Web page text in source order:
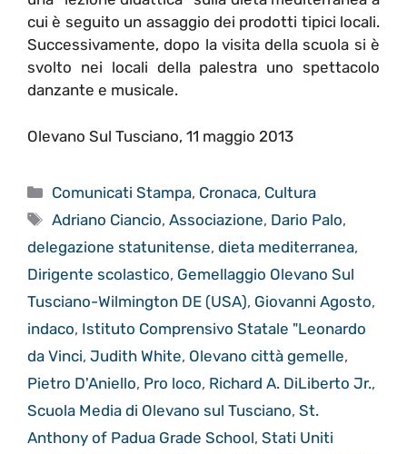
cui è seguito un assaggio dei prodotti tipici locali.
Successivamente, dopo la visita della scuola si è
svolto nei locali della palestra uno spettacolo
danzante e musicale.
Olevano Sul Tusciano, 11 maggio 2013
Categorie
Comunicati Stampa, Cronaca, Cultura
Tag
Adriano Ciancio,Associazione, Dario Palo,
delegazione statunitense, dieta mediterranea,
Dirigente scolastico, Gemellaggio Olevano Sul
Tusciano-Wilmington DE (USA), Giovanni Agosto,
indaco, Istituto Comprensivo Statale "Leonardo
da Vinci, Judith White, Olevano città gemelle,
Pietro D'Aniello, Pro loco, Richard A. DiLiberto Jr.,
Scuola Media di Olevano sul Tusciano, St.
Anthony of Padua Grade School, Stati Uniti